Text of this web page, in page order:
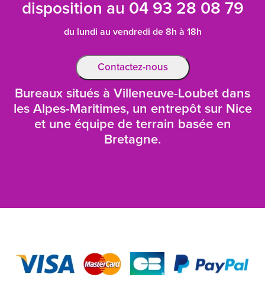
disposition au 04 93 28 08 79
du lundi au vendredi de 8h à 18h
Contactez-nous
Bureaux situés à Villeneuve-Loubet dans
les Alpes-Maritimes, un entrepôt sur Nice
et une équipe de terrain basée en
Bretagne.